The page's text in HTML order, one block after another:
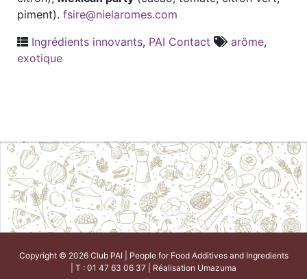
piment). fsire@nielaromes.com
Ingrédients innovants, PAI Contact arôme,
exotique
Copyright © 2026 Club PAI | People for Food Additives and Ingredients
| T : 01 47 63 06 37 | Réalisation Umazuma